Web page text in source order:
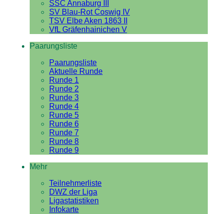
SSC Annaburg III
SV Blau-Rot Coswig IV
TSV Elbe Aken 1863 II
VfL Gräfenhainichen V
Paarungsliste
Paarungsliste
Aktuelle Runde
Runde 1
Runde 2
Runde 3
Runde 4
Runde 5
Runde 6
Runde 7
Runde 8
Runde 9
Mehr
Teilnehmerliste
DWZ der Liga
Ligastatistiken
Infokarte